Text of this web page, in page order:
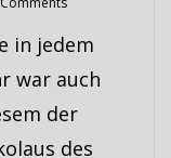
in jedem
war auch
der
des